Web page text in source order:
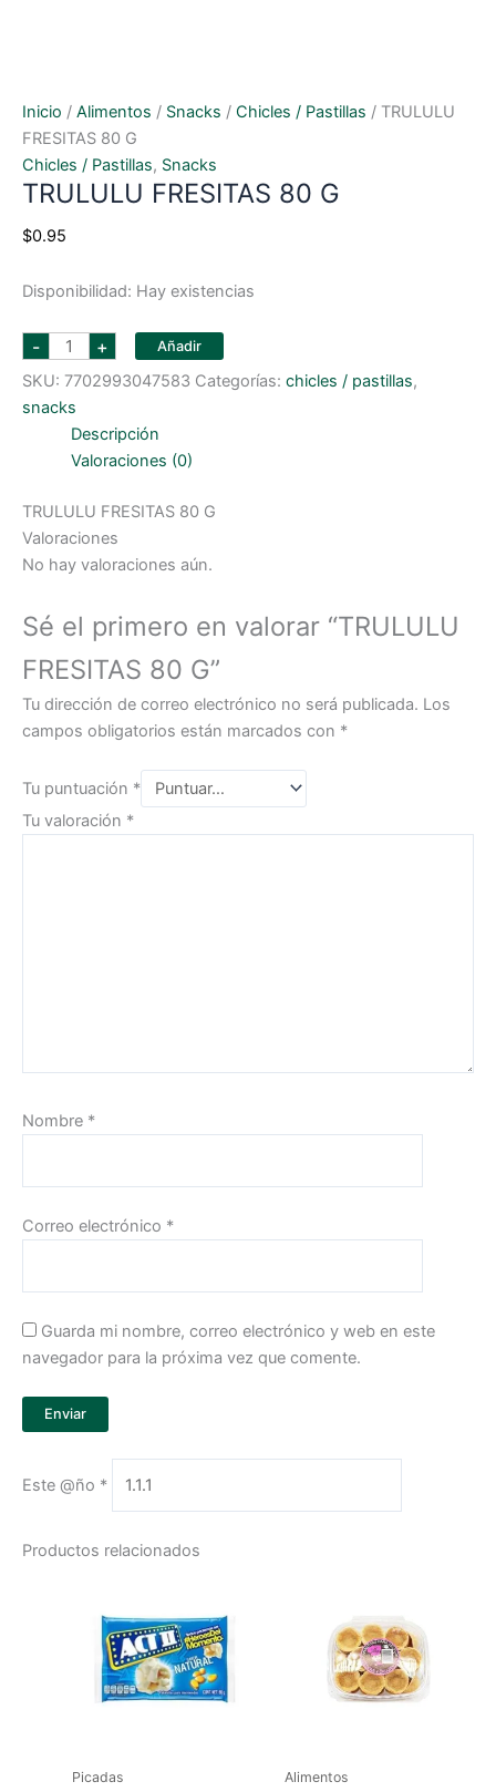
Inicio / Alimentos / Snacks / Chicles / Pastillas / TRULULU
FRESITAS 80 G
Chicles / Pastillas, Snacks
TRULULU FRESITAS 80 G
$0.95
Disponibilidad: Hay existencias
- TRULULU
FRESITAS
80
G
cantidad
+ Añadir
SKU: 7702993047583 Categorías: chicles / pastillas,
snacks
Descripción
Valoraciones (0)
TRULULU FRESITAS 80 G
Valoraciones
No hay valoraciones aún.
Sé el primero en valorar “TRULULU
FRESITAS 80 G”
Tu dirección de correo electrónico no será publicada. Los
campos obligatorios están marcados con *
Tu puntuación *
Tu valoración *
Nombre *
Correo electrónico *
Guarda mi nombre, correo electrónico y web en este
navegador para la próxima vez que comente.
Este @ño *
Productos relacionados
Picadas Alimentos